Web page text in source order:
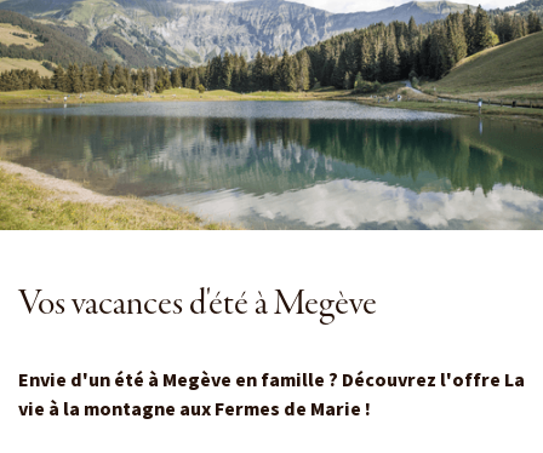
Vos vacances d'été à Megève
Envie d'un été à Megève en famille ? Découvrez l'offre La
vie à la montagne aux Fermes de Marie !